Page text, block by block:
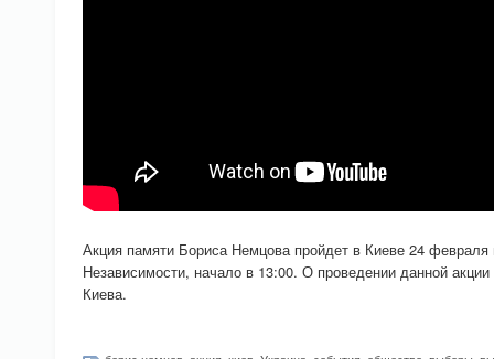
Акция памяти Бориса Немцова пройдет в Киеве 24
Независимости, начало в 13:00. О проведении данной
Киева.